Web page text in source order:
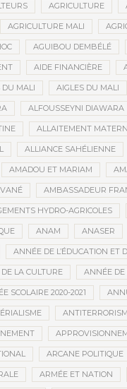
AGRICULTURE
AGRICULTURE MALI
AGUIBOU DEMBÉLÉ
AIDE FINANCIÈRE
DU MALI AIGLES DU MALI
ALFOUSSEYNI DIAWARA
ALLAITEMENT
ALLIANCE SAHÉLIENNE
AMADOU ET MARIAM
AMBASSADEUR
HYDRO-AGRICOLES
ANAM ANASER
ANNÉE DE L’ÉDUCATION ET
LA CULTURE ANNÉE DE
SCOLAIRE 2020-2021
ARCANE POLITIQUE
ARMÉE ET NATION